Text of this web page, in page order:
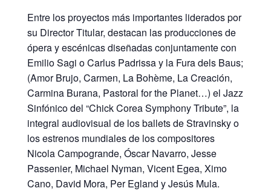
Entre los proyectos más importantes liderados por
su Director Titular, destacan las producciones de
ópera y escénicas diseñadas conjuntamente con
Emilio Sagi o Carlus Padrissa y la Fura dels Baus;
(Amor Brujo, Carmen, La Bohème, La Creación,
Carmina Burana, Pastoral for the Planet…) el Jazz
Sinfónico del “Chick Corea Symphony Tribute”, la
integral audiovisual de los ballets de Stravinsky o
los estrenos mundiales de los compositores
Nicola Campogrande, Óscar Navarro, Jesse
Passenier, Michael Nyman, Vicent Egea, Ximo
Cano, David Mora, Per Egland y Jesús Mula.